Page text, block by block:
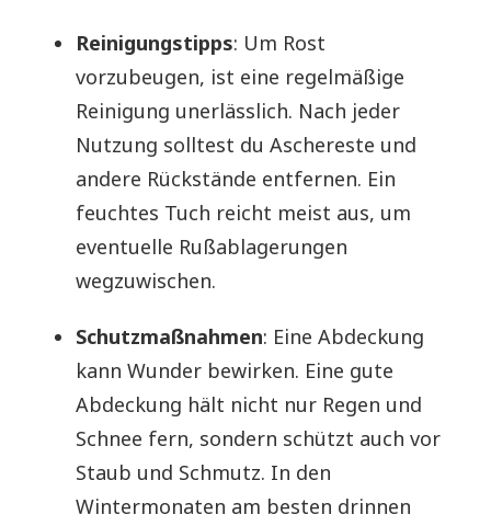
Reinigungstipps: Um Rost
vorzubeugen, ist eine regelmäßige
Reinigung unerlässlich. Nach jeder
Nutzung solltest du Aschereste und
andere Rückstände entfernen. Ein
feuchtes Tuch reicht meist aus, um
eventuelle Rußablagerungen
wegzuwischen.
Schutzmaßnahmen: Eine Abdeckung
kann Wunder bewirken. Eine gute
Abdeckung hält nicht nur Regen und
Schnee fern, sondern schützt auch vor
Staub und Schmutz. In den
Wintermonaten am besten drinnen